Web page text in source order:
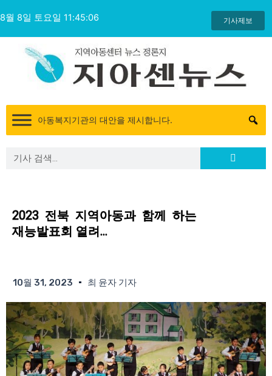
텐
츠
기
8월 8일 토요일 11:45:06 기사제보
아동복지기관의 대안을 제시합니다.
Search Search
2023 전북 지역아동과 함께 하는
재능발표회 열려…
10월 31, 2023 최 윤자 기자